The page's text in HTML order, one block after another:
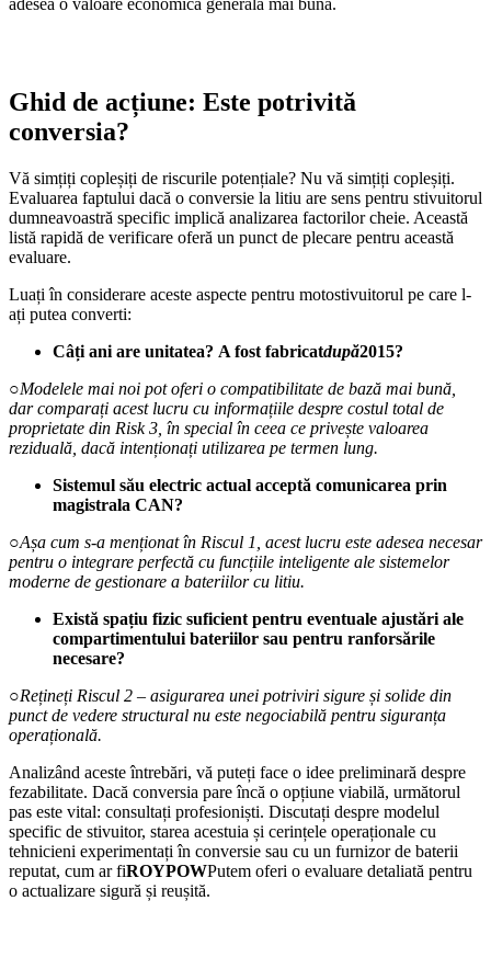
adesea o valoare economică generală mai bună.
Ghid de acțiune: Este potrivită
conversia?
Vă simțiți copleșiți de riscurile potențiale? Nu vă simțiți copleșiți.
Evaluarea faptului dacă o conversie la litiu are sens pentru stivuitorul
dumneavoastră specific implică analizarea factorilor cheie. Această
listă rapidă de verificare oferă un punct de plecare pentru această
evaluare.
Luați în considerare aceste aspecte pentru motostivuitorul pe care l-
ați putea converti:
Câți ani are unitatea? A fost fabricatdupă2015?
○Modelele mai noi pot oferi o compatibilitate de bază mai bună,
dar comparați acest lucru cu informațiile despre costul total de
proprietate din Risk 3, în special în ceea ce privește valoarea
reziduală, dacă intenționați utilizarea pe termen lung.
Sistemul său electric actual acceptă comunicarea prin
magistrala CAN?
○Așa cum s-a menționat în Riscul 1, acest lucru este adesea necesar
pentru o integrare perfectă cu funcțiile inteligente ale sistemelor
moderne de gestionare a bateriilor cu litiu.
Există spațiu fizic suficient pentru eventuale ajustări ale
compartimentului bateriilor sau pentru ranforsările
necesare?
○Rețineți Riscul 2 – asigurarea unei potriviri sigure și solide din
punct de vedere structural nu este negociabilă pentru siguranța
operațională.
Analizând aceste întrebări, vă puteți face o idee preliminară despre
fezabilitate. Dacă conversia pare încă o opțiune viabilă, următorul
pas este vital: consultați profesioniști. Discutați despre modelul
specific de stivuitor, starea acestuia și cerințele operaționale cu
tehnicieni experimentați în conversie sau cu un furnizor de baterii
reputat, cum ar fiROYPOWPutem oferi o evaluare detaliată pentru
o actualizare sigură și reușită.